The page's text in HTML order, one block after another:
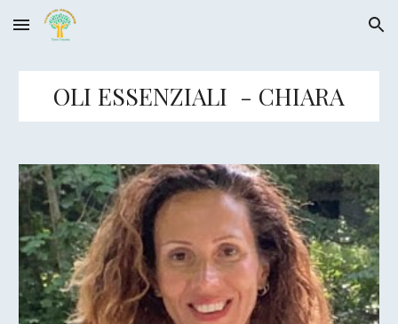
Skip to main content Skip to navigation
OLI ESSENZIALI - CHIARA